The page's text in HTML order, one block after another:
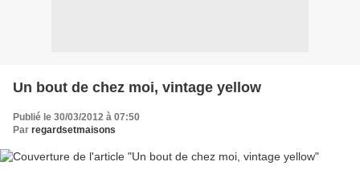
Un bout de chez moi, vintage yellow
Publié le 30/03/2012 à 07:50
Par regardsetmaisons